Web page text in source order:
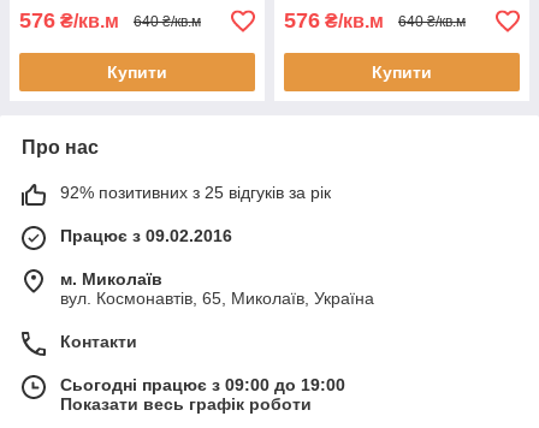
576 ₴/кв.м 640 ₴/кв.м
Купити
576 ₴/кв.м 640 ₴/кв.м
Купити
Про нас
92% позитивних з 25 відгуків за рік
Працює з 09.02.2016
м. Миколаїв
вул. Космонавтів, 65, Миколаїв, Україна
Контакти
Сьогодні працює з 09:00 до 19:00
Показати весь графік роботи